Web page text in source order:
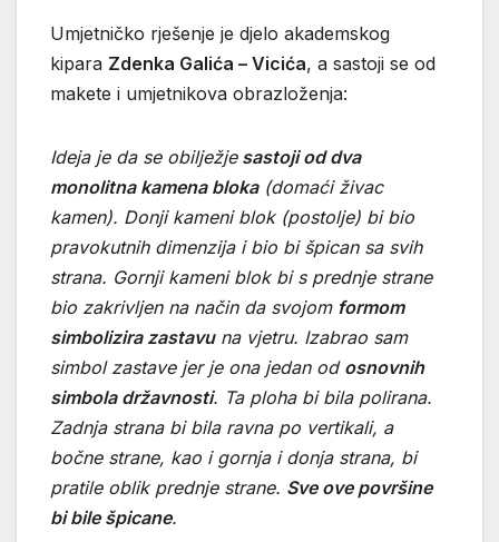
Umjetničko rješenje je djelo akademskog
kipara Zdenka Galića – Vicića, a sastoji se od
makete i umjetnikova obrazloženja:
Ideja je da se obilježjesastoji od dva
monolitna kamena bloka(domaći živac
kamen). Donji kameni blok (postolje) bi bio
pravokutnih dimenzija i bio bi špican sa svih
strana. Gornji kameni blok bi s prednje strane
bio zakrivljen na način da svojom formom
simbolizira zastavuna vjetru. Izabrao sam
simbol zastave jer je ona jedan od osnovnih
simbola državnosti. Ta ploha bi bila polirana.
Zadnja strana bi bila ravna po vertikali, a
bočne strane, kao i gornja i donja strana, bi
pratile oblik prednje strane. Sve ove površine
bi bile špicane.